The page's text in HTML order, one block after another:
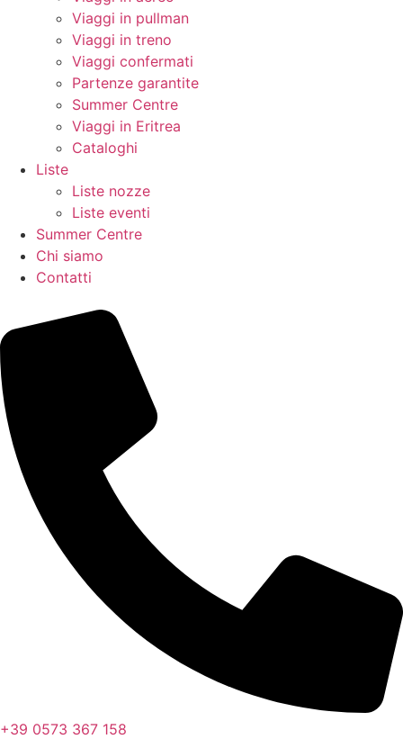
Viaggi in pullman
Viaggi in treno
Viaggi confermati
Partenze garantite
Summer Centre
Viaggi in Eritrea
Cataloghi
Liste
Liste nozze
Liste eventi
Summer Centre
Chi siamo
Contatti
+39 0573 367 158